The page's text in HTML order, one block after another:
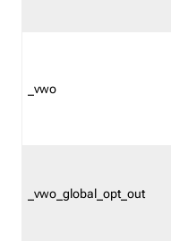
_vwo
_vwo_global_opt_out